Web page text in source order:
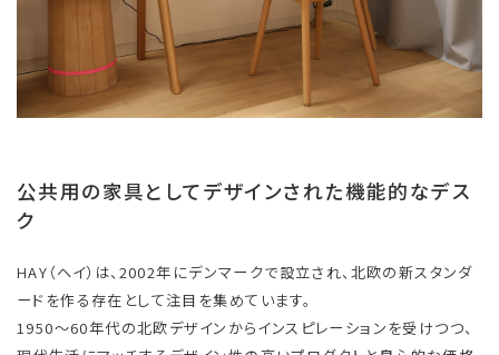
公共用の家具としてデザインされた機能的なデス
ク
HAY（ヘイ）は、2002年にデンマークで設立され、北欧の新スタンダ
ードを作る存在として注目を集めています。
1950～60年代の北欧デザインからインスピレーションを受けつつ、